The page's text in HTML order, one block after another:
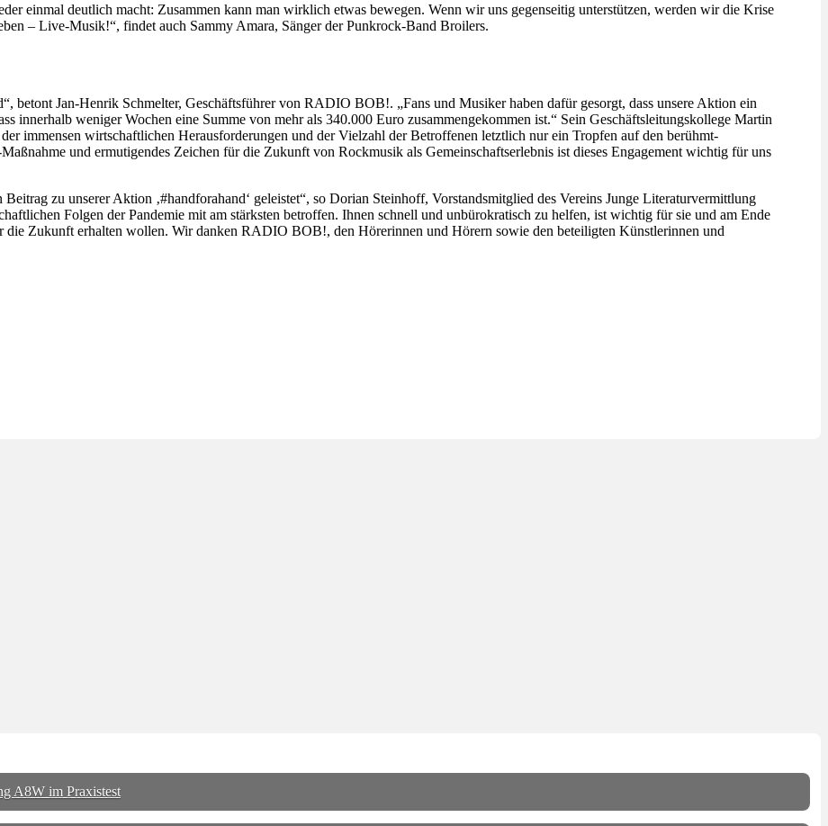
einmal deutlich macht: Zusammen kann man wirklich etwas bewegen. Wenn wir uns gegenseitig unterstützen, werden wir die Krise
– Live-Musik!“, findet auch Sammy Amara, Sänger der Punkrock-Band Broilers.
betont Jan-Henrik Schmelter, Geschäftsführer von RADIO BOB!. „Fans und Musiker haben dafür gesorgt, dass unsere Aktion ein
innerhalb weniger Wochen eine Summe von mehr als 340.000 Euro zusammengekommen ist.“ Sein Geschäftsleitungskollege Martin
immensen wirtschaftlichen Herausforderungen und der Vielzahl der Betroffenen letztlich nur ein Tropfen auf den berühmt-
und ermutigendes Zeichen für die Zukunft von Rockmusik als Gemeinschaftserlebnis ist dieses Engagement wichtig für uns
zu unserer Aktion ‚#handforahand‘ geleistet“, so Dorian Steinhoff, Vorstandsmitglied des Vereins Junge Literaturvermittlung
Folgen der Pandemie mit am stärksten betroffen. Ihnen schnell und unbürokratisch zu helfen, ist wichtig für sie und am Ende
Zukunft erhalten wollen. Wir danken RADIO BOB!, den Hörerinnen und Hörern sowie den beteiligten Künstlerinnen und
A8W im Praxistest